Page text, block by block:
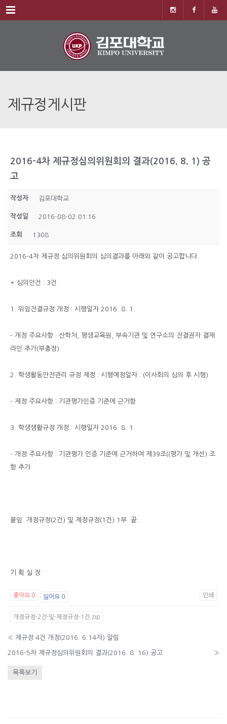
Menu
제규정게시판
2016-4차 제규정심의위원회의 결과(2016. 8. 1) 공
고
작성자 김포대학교
작성일 2016-08-02 01:16
조회 1308
2016-4차 제규정 심의위원회의 심의결과를 아래와 같이 공고합니다.
* 심의안건 : 3건
1. 위임전결규정 개정 : 시행일자 2016. 8. 1.
- 개정 주요사항 : 산학처, 평생교육원, 부속기관 및 연구소의 전결권자 결재
라인 추가(부총장)
2. 학생활동안전관리 규정 제정 : 시행예정일자 : (이사회의 심의 후 시행)
- 제정 주요사항 : 기관평가인증 기준에 근거함
3. 학생생활규정 개정 : 시행일자 2016. 8. 1.
- 개정 주요사항 : 기관평가 인증 기준에 근거하여 제39조((평가 및 개선) 조
항 추가
붙임. 개정규정(2건) 및 제정규정(1건) 1부. 끝.
기 획 실 장
좋아요 0 싫어요 0 인쇄
개정규정-2건-및-제정규정-1건.zip
« 제규정 4건 개정(2016. 6.14자) 알림
2016-5차 제규정심의위원회의 결과(2016. 8. 16) 공고 »
목록보기